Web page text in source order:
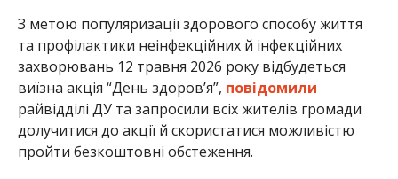
З метою популяризації здорового способу життя
та профілактики неінфекційних й інфекційних
захворювань 12 травня 2026 року відбудеться
виїзна акція “День здоров’я”, повідомили
райвідділі ДУ та запросили всіх жителів громади
долучитися до акції й скористатися можливістю
пройти безкоштовні обстеження.